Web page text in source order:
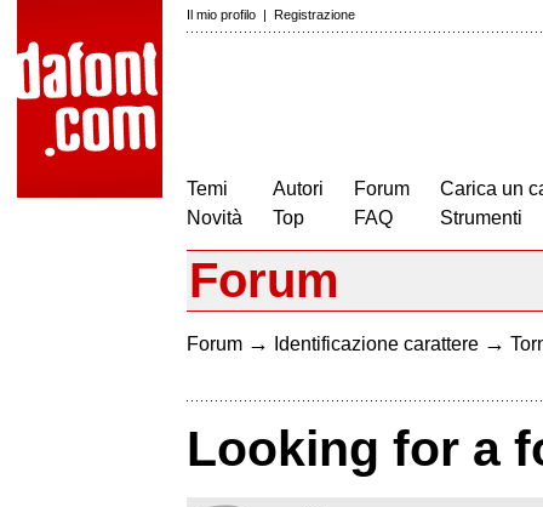
Il mio profilo | Registrazione
Temi
Novità
Autori
Top
Forum
FAQ
Carica un
Strumenti
Forum
Forum → Identificazione carattere →
Looking for a